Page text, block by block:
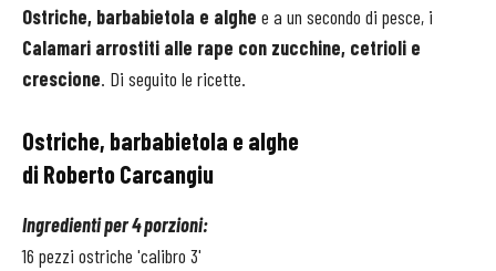
Ostriche, barbabietola e alghe e a un secondo di pesce, i
Calamari arrostiti alle rape con zucchine, cetrioli e
crescione. Di seguito le ricette.
Ostriche, barbabietola e alghe
di Roberto Carcangiu
Ingredienti per 4 porzioni:
16 pezzi ostriche 'calibro 3'